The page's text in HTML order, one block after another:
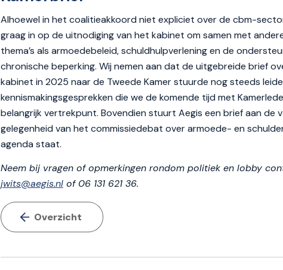
Alhoewel in het coalitieakkoord niet expliciet over de cbm-
graag in op de uitnodiging van het kabinet om samen met
thema’s als armoedebeleid, schuldhulpverlening en de
chronische beperking. Wij nemen aan dat de uitgebreide brief
kabinet in 2025 naar de Tweede Kamer stuurde nog steeds
kennismakingsgesprekken die we de komende tijd met
belangrijk vertrekpunt. Bovendien stuurt Aegis een brief aan de
gelegenheid van het commissiedebat over armoede- en
agenda staat.
Neem bij vragen of opmerkingen rondom politiek en lobby
jwits@aegis.nlof 06 131 621 36.
Overzicht